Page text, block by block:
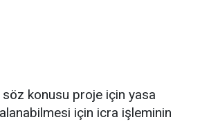
konusu proje için yasa
için icra işleminin